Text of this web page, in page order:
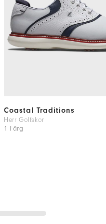
Coastal Traditions
Herr Golfskor
1 Färg